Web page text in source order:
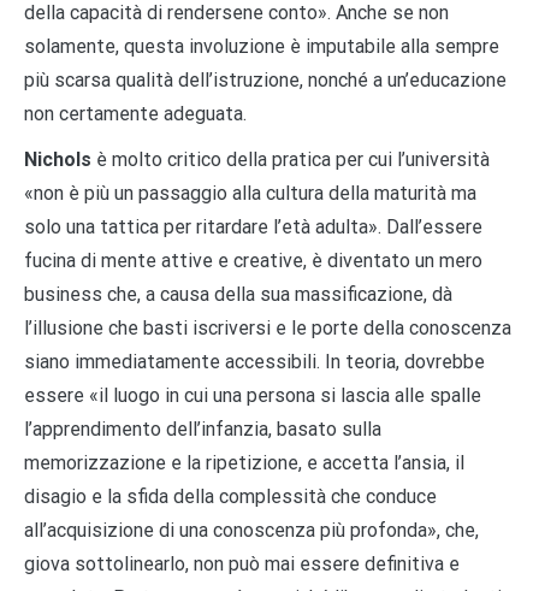
della capacità di rendersene conto». Anche se non
solamente, questa involuzione è imputabile alla sempre
più scarsa qualità dell’istruzione, nonché a un’educazione
non certamente adeguata.
Nichols è molto critico della pratica per cui l’università
«non è più un passaggio alla cultura della maturità ma
solo una tattica per ritardare l’età adulta». Dall’essere
fucina di mente attive e creative, è diventato un mero
business che, a causa della sua massificazione, dà
l’illusione che basti iscriversi e le porte della conoscenza
siano immediatamente accessibili. In teoria, dovrebbe
essere «il luogo in cui una persona si lascia alle spalle
l’apprendimento dell’infanzia, basato sulla
memorizzazione e la ripetizione, e accetta l’ansia, il
disagio e la sfida della complessità che conduce
all’acquisizione di una conoscenza più profonda», che,
giova sottolinearlo, non può mai essere definitiva e